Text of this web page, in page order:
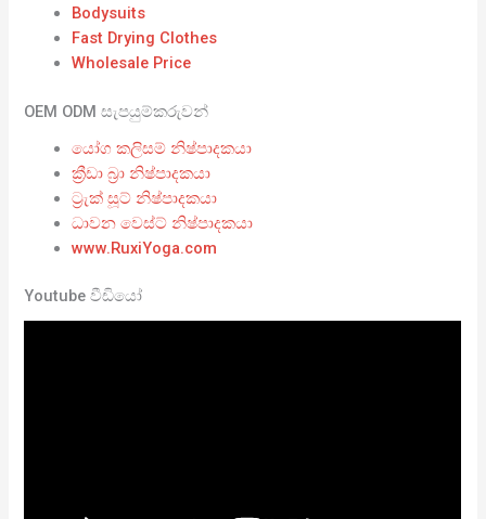
Bodysuits
Fast Drying Clothes
Wholesale Price
OEM ODM සැපයුම්කරුවන්
යෝග කලිසම් නිෂ්පාදකයා
ක්‍රීඩා බ්‍රා නිෂ්පාදකයා
ට්‍රැක් සූට් නිෂ්පාදකයා
ධාවන වෙස්ට් නිෂ්පාදකයා
www.RuxiYoga.com
Youtube වීඩියෝ